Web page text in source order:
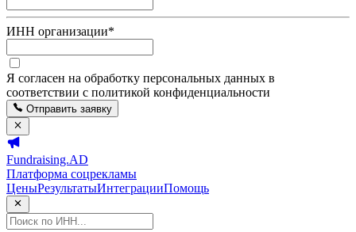
ИНН организации*
Я согласен на обработку персональных данных в
соответствии с политикой конфиденциальности
Отправить заявку
Fundraising.AD
Платформа соцрекламы
ЦеныРезультатыИнтеграцииПомощь